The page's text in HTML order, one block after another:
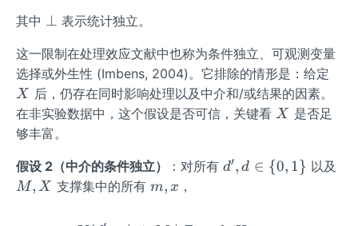
其中
\p
p
⊥ 表示统计独立。
这一限制在处理效应文献中也称为条件独立、可观测变量
选择或外生性 (Imbens, 2004)。它排除的情形是：给定
X
后，仍存在同时影响处理以及中介和/或结果的因素。
在非实验数据中，这个假设是否可信，关键看 X
X 是否足
够丰富。
假设 2（中介的条件独立） ：对所有 d',
n\
d′, d ∈ {0, 1} 以及
M, X 支撑集中的所有 m,
m, x ，